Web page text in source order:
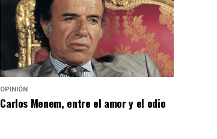
OPINIÓN
Carlos Menem, entre el amor y el odio